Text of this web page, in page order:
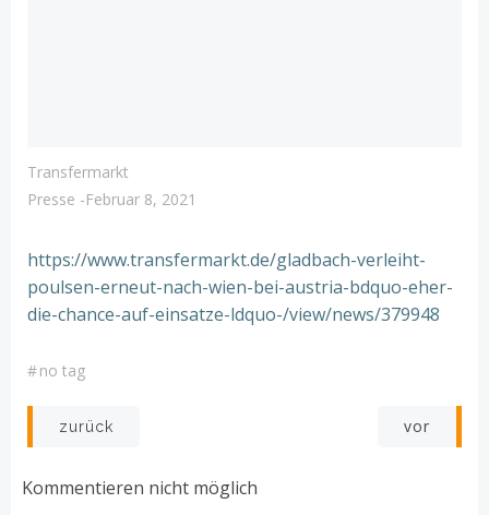
Transfermarkt
Presse -Februar 8, 2021
https://www.transfermarkt.de/gladbach-verleiht-
poulsen-erneut-nach-wien-bei-austria-bdquo-eher-
die-chance-auf-einsatze-ldquo-/view/news/379948
#no tag
Post
navigation
zurück
navigation
vor
Kommentieren nicht möglich